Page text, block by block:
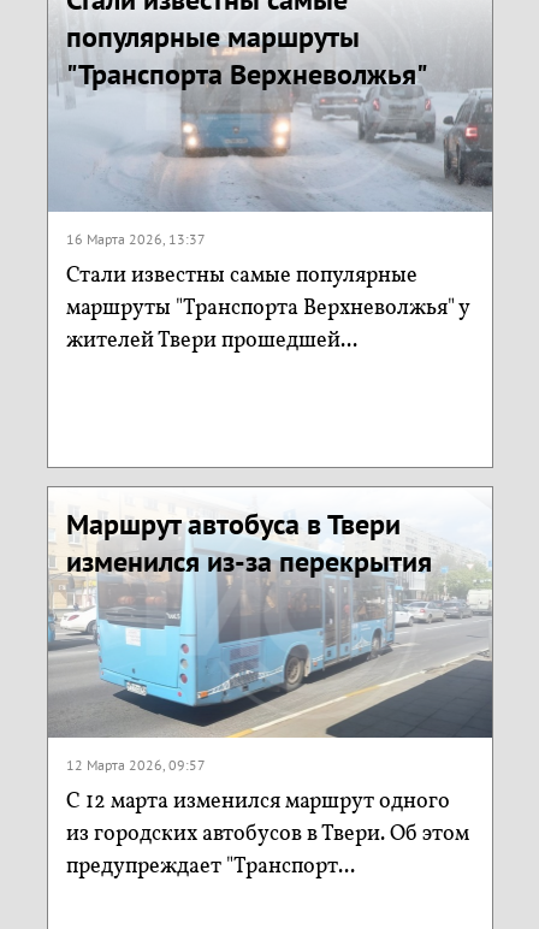
популярные маршруты
"Транспорта Верхневолжья"
16 Марта 2026, 13:37
Стали известны самые популярные
маршруты "Транспорта Верхневолжья" у
жителей Твери прошедшей...
Маршрут автобуса в Твери
изменился из-за перекрытия
12 Марта 2026, 09:57
С 12 марта изменился маршрут одного
из городских автобусов в Твери. Об этом
предупреждает "Транспорт...